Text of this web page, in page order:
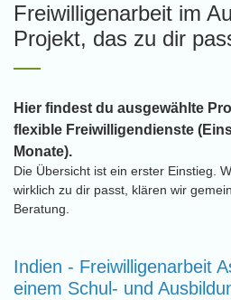
Freiwilligenarbeit im
Projekt, das zu dir
Hier findest du ausgewählte
flexible Freiwilligendienste
Monate).
Die Übersicht ist ein erster Einstieg.
wirklich zu dir passt, klären wir
Beratung.
Indien - Freiwilligenarbeit
einem Schul- und